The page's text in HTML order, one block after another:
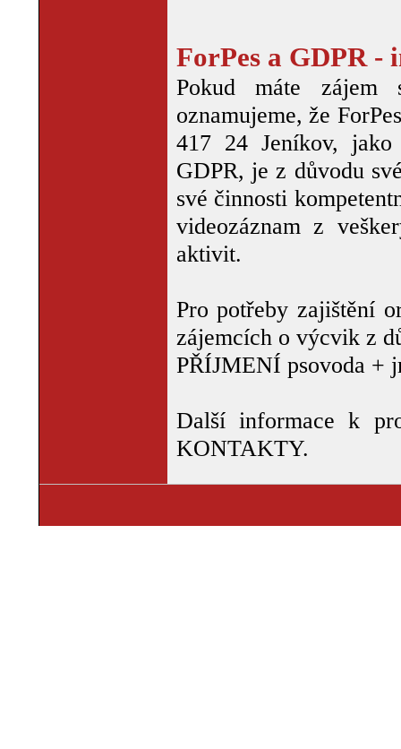
ForPes a GDPR -
Pokud máte zájem
oznamujeme, že
417 24 Jeníkov, jako
GDPR, je z důvodu
své činnosti
videozáznam z
aktivit.
Pro potřeby zajištění
zájemcích o výcvik z
PŘÍJMENÍ psovoda +
Další informace k
KONTAKTY.